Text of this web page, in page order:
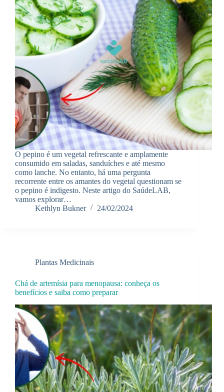
O pepino é um vegetal refrescante e amplamente
consumido em saladas, sanduíches e até mesmo
como lanche. No entanto, há uma pergunta
recorrente entre os amantes do vegetal questionam se
o pepino é indigesto. Neste artigo do SaúdeLAB,
vamos explorar…
Kethlyn Bukner
24/02/2024
Plantas Medicinais
Chá de artemísia para menopausa: conheça os
benefícios e saiba como preparar